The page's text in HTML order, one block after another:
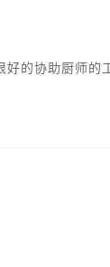
的协助厨师的